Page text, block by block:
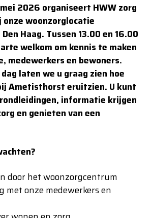
2026 organiseert HWW zorg
onze woonzorglocatie
Haag. Tussen 13.00 en 16.00
welkom om kennis te maken
medewerkers en bewoners.
laten we u graag zien hoe
Ametisthorst eruitzien. U kunt
informatie krijgen
en genieten van een
door het woonzorgcentrum
met onze medewerkers en